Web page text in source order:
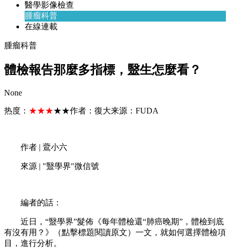
醫學影像檢查
腫瘤科普
在線連載
腫瘤科普
體檢報告那麼多指標，毉生怎麼看？
None
热度： ★★★★★作者： 復大来源： FUDA
作者 | 鷰小六
來源 | "毉學界"微信號
編者的話：
近日，“毉學界”髮佈《每年體檢還“肺癌晚期”，體檢到底
有沒有用？》（點擊標題閱讀原文）一文，就如何選擇體檢項
目，進行分析。